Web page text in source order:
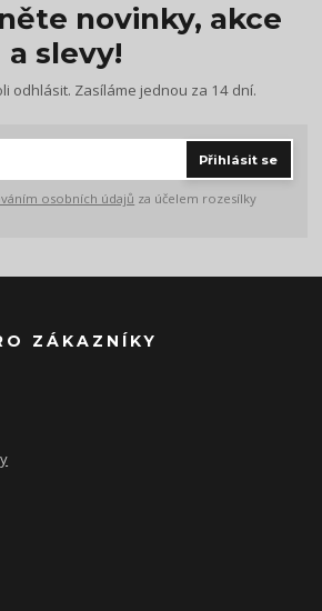
novinky, akce
a slevy!
odhlásit. Zasíláme jednou za 14 dní.
Přihlásit se
osobních údajů za účelem rozesílky
ZÁKAZNÍKY